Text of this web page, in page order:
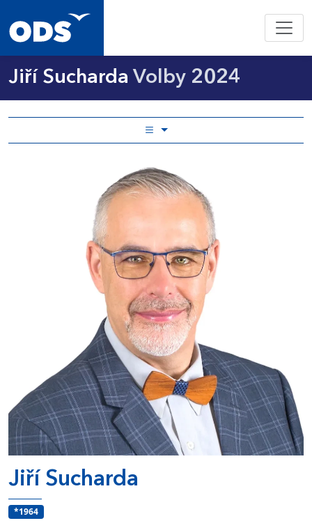
Jiří Sucharda Volby 2024
Jiří Sucharda
*1964